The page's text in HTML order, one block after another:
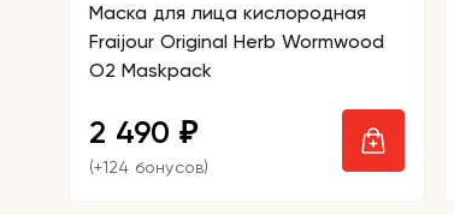
Маска для лица кислородная
Fraijour Original Herb Wormwood
O2 Maskpack
2 490 ₽
(+124 бонусов)